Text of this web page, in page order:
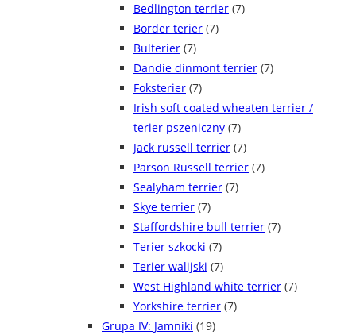
Bedlington terrier (7)
Border terier (7)
Bulterier (7)
Dandie dinmont terrier (7)
Foksterier (7)
Irish soft coated wheaten terrier /
terier pszeniczny (7)
Jack russell terrier (7)
Parson Russell terrier (7)
Sealyham terrier (7)
Skye terrier (7)
Staffordshire bull terrier (7)
Terier szkocki (7)
Terier walijski (7)
West Highland white terrier (7)
Yorkshire terrier (7)
Grupa IV: Jamniki (19)